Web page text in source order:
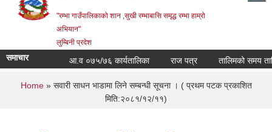
"रम्भा गाउँपालिकाको शान ,सुखी रम्भाबासि समृद्ध रम्भा हाम्रो
अभियान"
लुम्बिनी प्रदेश
समाचार आ.व ०७५/७६ कार्यतालिका राज पत्र तालिमको समय तालिका
You are here
Home» सवारी साधन भाडामा लिने सम्बन्धी सूचना । ( प्रथम पटक प्रकाशित
मिति:२०८१/१२/११)